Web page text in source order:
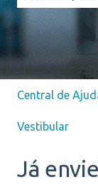
Não há
Central de
Vestibular
Já